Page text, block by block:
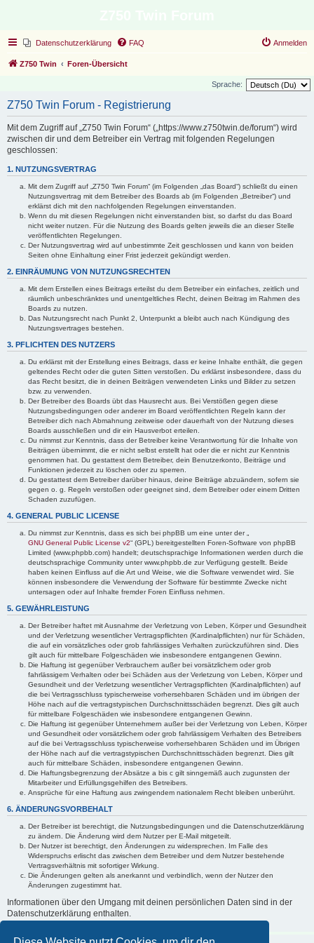
Datenschutzerklärung FAQ Anmelden
Z750 Twin Foren-Übersicht
Sprache:
Z750 Twin Forum - Registrierung
Mit dem Zugriff auf „Z750 Twin Forum“ („https://www.z750twin.de/forum“) wird
zwischen dir und dem Betreiber ein Vertrag mit folgenden Regelungen
geschlossen:
1. NUTZUNGSVERTRAG
Mit dem Zugriff auf „Z750 Twin Forum“ (im Folgenden „das Board“) schließt du einen
Nutzungsvertrag mit dem Betreiber des Boards ab (im Folgenden „Betreiber“) und
erklärst dich mit den nachfolgenden Regelungen einverstanden.
Wenn du mit diesen Regelungen nicht einverstanden bist, so darfst du das Board
nicht weiter nutzen. Für die Nutzung des Boards gelten jeweils die an dieser Stelle
veröffentlichten Regelungen.
Der Nutzungsvertrag wird auf unbestimmte Zeit geschlossen und kann von beiden
Seiten ohne Einhaltung einer Frist jederzeit gekündigt werden.
2. EINRÄUMUNG VON NUTZUNGSRECHTEN
Mit dem Erstellen eines Beitrags erteilst du dem Betreiber ein einfaches, zeitlich und
räumlich unbeschränktes und unentgeltliches Recht, deinen Beitrag im Rahmen des
Boards zu nutzen.
Das Nutzungsrecht nach Punkt 2, Unterpunkt a bleibt auch nach Kündigung des
Nutzungsvertrages bestehen.
3. PFLICHTEN DES NUTZERS
Du erklärst mit der Erstellung eines Beitrags, dass er keine Inhalte enthält, die gegen
geltendes Recht oder die guten Sitten verstoßen. Du erklärst insbesondere, dass du
das Recht besitzt, die in deinen Beiträgen verwendeten Links und Bilder zu setzen
bzw. zu verwenden.
Der Betreiber des Boards übt das Hausrecht aus. Bei Verstößen gegen diese
Nutzungsbedingungen oder anderer im Board veröffentlichten Regeln kann der
Betreiber dich nach Abmahnung zeitweise oder dauerhaft von der Nutzung dieses
Boards ausschließen und dir ein Hausverbot erteilen.
Du nimmst zur Kenntnis, dass der Betreiber keine Verantwortung für die Inhalte von
Beiträgen übernimmt, die er nicht selbst erstellt hat oder die er nicht zur Kenntnis
genommen hat. Du gestattest dem Betreiber, dein Benutzerkonto, Beiträge und
Funktionen jederzeit zu löschen oder zu sperren.
Du gestattest dem Betreiber darüber hinaus, deine Beiträge abzuändern, sofern sie
gegen o. g. Regeln verstoßen oder geeignet sind, dem Betreiber oder einem Dritten
Schaden zuzufügen.
4. GENERAL PUBLIC LICENSE
Du nimmst zur Kenntnis, dass es sich bei phpBB um eine unter der „
GNU General Public License v2“ (GPL) bereitgestellten Foren-Software von phpBB
Limited (www.phpbb.com) handelt; deutschsprachige Informationen werden durch die
deutschsprachige Community unter www.phpbb.de zur Verfügung gestellt. Beide
haben keinen Einfluss auf die Art und Weise, wie die Software verwendet wird. Sie
können insbesondere die Verwendung der Software für bestimmte Zwecke nicht
untersagen oder auf Inhalte fremder Foren Einfluss nehmen.
5. GEWÄHRLEISTUNG
Der Betreiber haftet mit Ausnahme der Verletzung von Leben, Körper und Gesundheit
und der Verletzung wesentlicher Vertragspflichten (Kardinalpflichten) nur für Schäden,
die auf ein vorsätzliches oder grob fahrlässiges Verhalten zurückzuführen sind. Dies
gilt auch für mittelbare Folgeschäden wie insbesondere entgangenen Gewinn.
Die Haftung ist gegenüber Verbrauchern außer bei vorsätzlichem oder grob
fahrlässigem Verhalten oder bei Schäden aus der Verletzung von Leben, Körper und
Gesundheit und der Verletzung wesentlicher Vertragspflichten (Kardinalpflichten) auf
die bei Vertragsschluss typischerweise vorhersehbaren Schäden und im übrigen der
Höhe nach auf die vertragstypischen Durchschnittsschäden begrenzt. Dies gilt auch
für mittelbare Folgeschäden wie insbesondere entgangenen Gewinn.
Die Haftung ist gegenüber Unternehmern außer bei der Verletzung von Leben, Körper
und Gesundheit oder vorsätzlichem oder grob fahrlässigem Verhalten des Betreibers
auf die bei Vertragsschluss typischerweise vorhersehbaren Schäden und im Übrigen
der Höhe nach auf die vertragstypischen Durchschnittsschäden begrenzt. Dies gilt
auch für mittelbare Schäden, insbesondere entgangenen Gewinn.
Die Haftungsbegrenzung der Absätze a bis c gilt sinngemäß auch zugunsten der
Mitarbeiter und Erfüllungsgehilfen des Betreibers.
Ansprüche für eine Haftung aus zwingendem nationalem Recht bleiben unberührt.
6. ÄNDERUNGSVORBEHALT
Der Betreiber ist berechtigt, die Nutzungsbedingungen und die Datenschutzerklärung
zu ändern. Die Änderung wird dem Nutzer per E-Mail mitgeteilt.
Der Nutzer ist berechtigt, den Änderungen zu widersprechen. Im Falle des
Widerspruchs erlischt das zwischen dem Betreiber und dem Nutzer bestehende
Vertragsverhältnis mit sofortiger Wirkung.
Die Änderungen gelten als anerkannt und verbindlich, wenn der Nutzer den
Änderungen zugestimmt hat.
Informationen über den Umgang mit deinen persönlichen Daten sind in der
Datenschutzerklärung enthalten.